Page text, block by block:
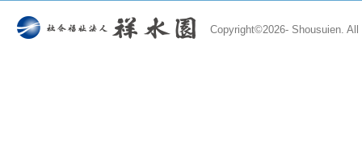
Copyright©2026- Shousuien.